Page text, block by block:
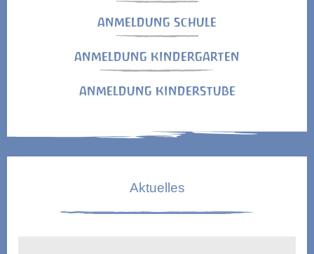
ANMELDUNG SCHULE
ANMELDUNG KINDERGARTEN
ANMELDUNG KINDERSTUBE
Aktuelles